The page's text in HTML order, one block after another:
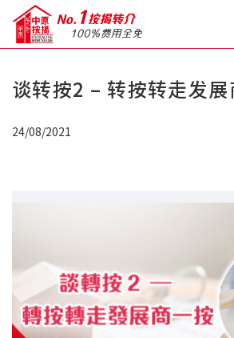
关于我们
免费开户转介服务
私人贷款
谈转按2 – 转按转走发
24/08/2021